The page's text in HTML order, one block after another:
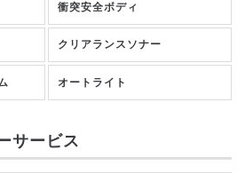
衝突安全ボディ
クリアランスソナー
オートライト
サービス